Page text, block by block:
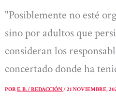
"Posiblemente no esté
sino por adultos que
consideran los
concertado donde ha
PORE. B. / REDACCIÓN/21 NOVIEMBRE,